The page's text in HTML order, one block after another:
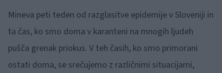
Mineva peti teden od razglasitve epidemije v Sloveniji in
ta čas, ko smo doma v karanteni na mnogih ljudeh
pušča grenak priokus. V teh časih, ko smo primorani
ostati doma, se srečujemo z različnimi situacijami,